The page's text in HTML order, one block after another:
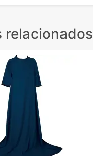
relacionados